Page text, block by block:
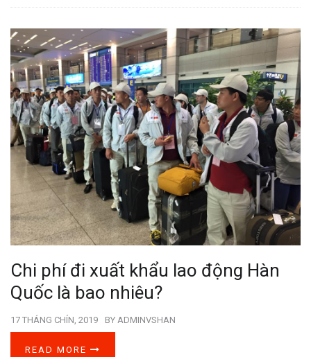
Chi phí đi xuất khẩu lao động Hàn
Quốc là bao nhiêu?
17 THÁNG CHÍN, 2019 BY ADMINVSHAN
READ MORE